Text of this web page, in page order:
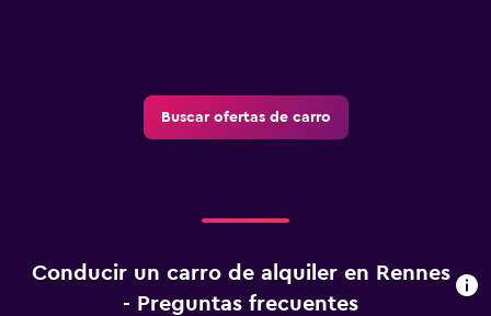
Buscar ofertas de carro
Conducir un carro de alquiler en Rennes
- Preguntas frecuentes